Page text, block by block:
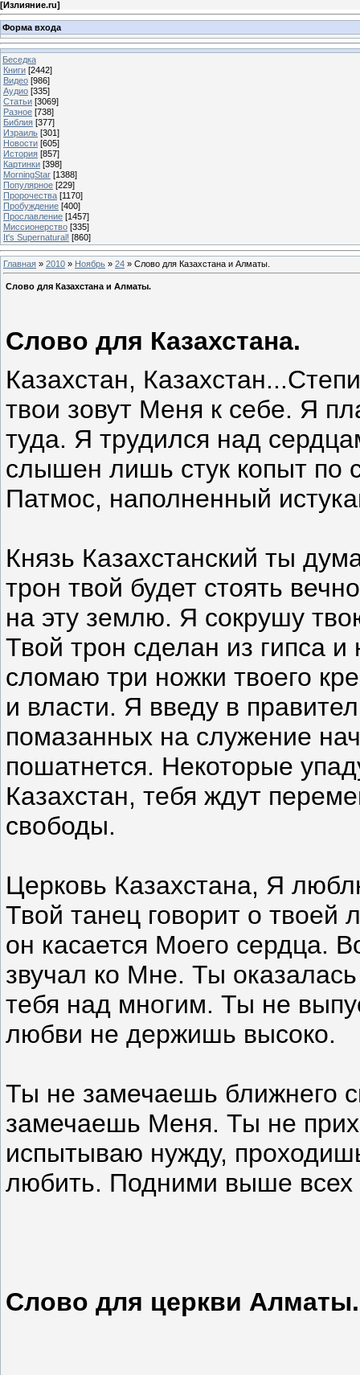
[Излияние.ru]
Форма входа
Беседка
Книги [2442]
Видео [986]
Аудио [335]
Статьи [3069]
Разное [738]
Библия [377]
Израиль [301]
Новости [605]
История [857]
Картинки [398]
MorningStar [1388]
Популярное [229]
Пророчества [1170]
Пробуждение [400]
Прославление [1457]
Миссионерство [335]
It's Supernatural! [860]
Главная » 2010 » Ноябрь » 24 » Слово для Казахстана и Алматы.
Слово для Казахстана и Алматы.
Слово для Казахстана.
Казахстан,
твои зовут Меня к себе. Я
туда. Я трудился над
слышен лишь стук копыт по
Патмос, наполненный
Князь Казахстанский ты
трон твой будет стоять
на эту землю. Я сокрушу
Твой трон сделан из гипса
сломаю три ножки твоего
и власти. Я введу в
помазанных на служение
пошатнется. Некоторые
Казахстан, тебя ждут
свободы.
Церковь Казахстана, Я
Твой танец говорит о твоей
он касается Моего сердца.
звучал ко Мне. Ты
тебя над многим. Ты не
любви не держишь высоко.
Ты не замечаешь ближнего
замечаешь Меня. Ты не
испытываю нужду,
любить. Подними выше
Слово для церкви Алматы.